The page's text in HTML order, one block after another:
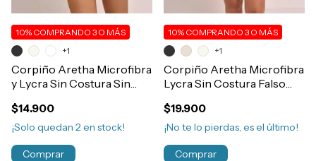
Corpiño Aretha Microfibra
y Lycra Sin Costura Sin
Regulable Art.607
$14.900
10% COMPRANDO 3 O MÁS
¡Solo quedan 2en stock!
+1
Comprar
Corpiño Aretha Microfibra
Lycra Sin Costura Falso
Art.608
$19.900
10% COMPRANDO 3 O MÁS
¡No te lo pierdas, es el último!
+1
Comprar